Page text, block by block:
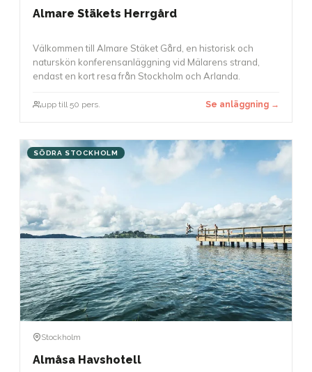
Almare Stäkets Herrgård
Välkommen till Almare Stäket Gård, en historisk och
naturskön konferensanläggning vid Mälarens strand,
endast en kort resa från Stockholm och Arlanda.
upp till 50 pers. Se anläggning →
SÖDRA STOCKHOLM
Stockholm
Almåsa Havshotell